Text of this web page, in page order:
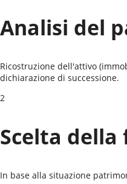
Analisi del
Ricostruzione dell'attivo
dichiarazione di successione.
2
Scelta
In base alla situazione